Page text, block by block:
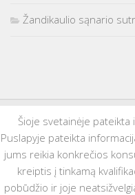
Žandikaulio sąnario
Šioje svetainėje
Puslapyje pateikta
jums reikia konkrečios
kreiptis į tinkamą
pobūdžio ir joje